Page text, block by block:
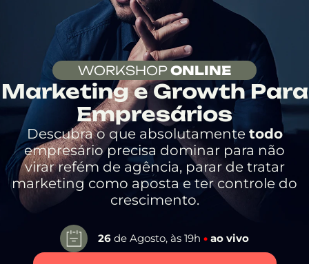
WORKSHOPONLINE
Marketing e Growth Para
Empresários
Descubra o que absolutamente todo
empresário precisa dominar para não
virar refém de agência, parar de tratar
marketing como aposta e ter controle do
crescimento.
26 de Agosto, às 19h • ao vivo